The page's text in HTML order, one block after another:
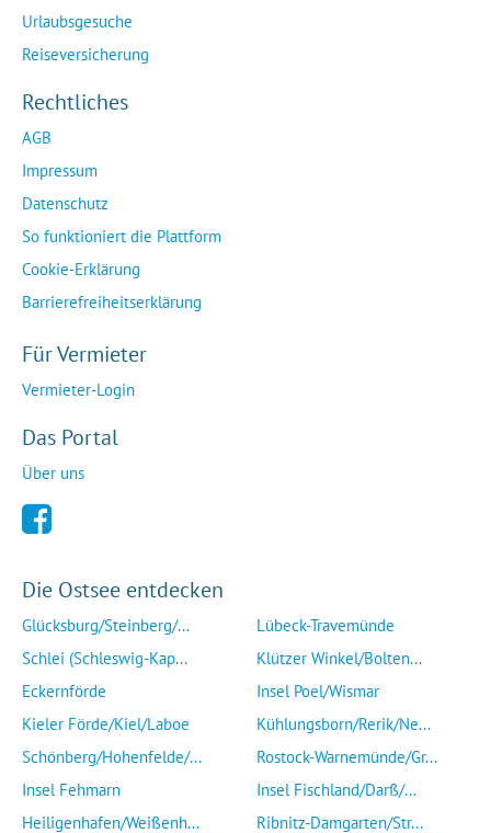
Urlaubsgesuche
Reiseversicherung
Rechtliches
AGB
Impressum
Datenschutz
So funktioniert die Plattform
Cookie-Erklärung
Barrierefreiheitserklärung
Für Vermieter
Vermieter-Login
Das Portal
Über uns
Die Ostsee entdecken
Glücksburg/Steinberg/...
Schlei (Schleswig-Kap...
Eckernförde
Kieler Förde/Kiel/Laboe
Schönberg/Hohenfelde/...
Insel Fehmarn
Heiligenhafen/Weißenh...
Lübeck-Travemünde
Klützer Winkel/Bolten...
Insel Poel/Wismar
Kühlungsborn/Rerik/Ne...
Rostock-Warnemünde/Gr...
Insel Fischland/Darß/...
Ribnitz-Damgarten/Str...